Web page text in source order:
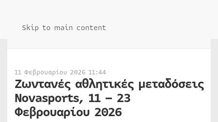
Skip to main content
11 Φεβρουαρίου 2026 11:44
Ζωντανές αθλητικές μεταδόσεις
Novasports, 11 – 23
Φεβρουαρίου 2026